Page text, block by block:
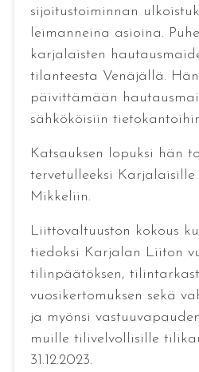
sijoitustoiminnan
leimanneina asioina.
karjalaisten
tilanteesta Venäjällä.
päivittämään
sähkököisiin
Katsauksen lopuksi hän
tervetulleeksi Karjalaisille
Mikkeliin.
Liittovaltuuston kokous
tiedoksi Karjalan Liiton
tilinpäätöksen,
vuosikertomuksen sekä
ja myönsi
muille tilivelvollisille
31.12.2023.